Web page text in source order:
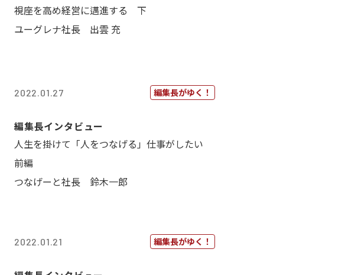
視座を高め経営に邁進する 下
ユーグレナ社長 出雲 充
2022.01.27 編集長がゆく！
編集長インタビュー
人生を掛けて「人をつなげる」仕事がしたい
前編
つなげーと社長 鈴木一郎
2022.01.21 編集長がゆく！